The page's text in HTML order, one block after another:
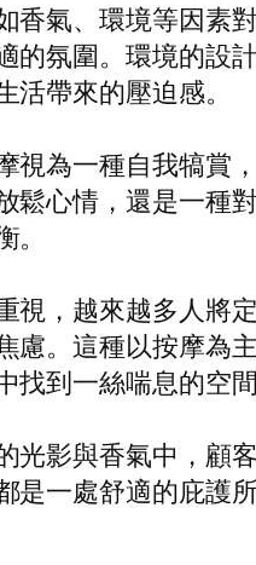
香氣、環境等因素
的氛圍。環境的設
帶來的壓迫感。
視為一種自我犒賞
鬆心情，還是一種
視，越來越多人將
慮。這種以按摩為
到一絲喘息的空
光影與香氣中，顧
是一處舒適的庇護